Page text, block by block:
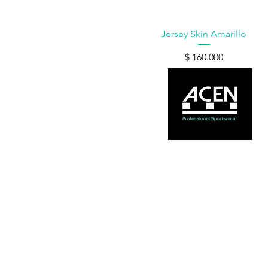
Vista rápida
Jersey Skin Amarillo
Precio
$ 160.000